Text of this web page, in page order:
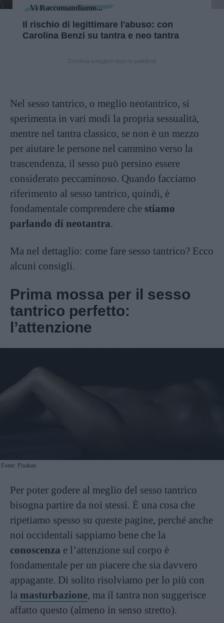
Vi Raccomandiamo...
Il rischio di legittimare l'abuso: con
Carolina Benzi su tantra e neo tantra
Nel sesso tantrico, o meglio neotantrico, si
sperimenta in vari modi la propria sessualità,
mentre nel tantra classico, se non è un mezzo
per aiutare le persone nel cammino verso la
trascendenza, il sesso può persino essere
considerato peccaminoso. Quando facciamo
riferimento al sesso tantrico, quindi, è
fondamentale comprendere che stiamo
parlando di neotantra.
Ma nel dettaglio: come fare sesso tantrico? Ecco
alcuni consigli.
Prima mossa per il sesso
tantrico perfetto:
l’attenzione
Fonte: Pixabay
Per poter godere al meglio del sesso tantrico
bisogna partire da noi stessi. È una cosa che
ripetiamo spesso su queste pagine, perché anche
noi occidentali sappiamo bene che la
conoscenza e l’attenzione sul corpo è
fondamentale per un piacere che sia davvero
appagante. Di solito risolviamo per lo più con
la masturbazione, ma il tantra non suggerisce
affatto questo (almeno in senso stretto).